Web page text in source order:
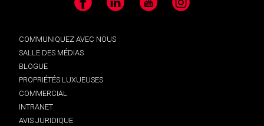
Facebook LinkedIn YouTube Instagram
COMMUNIQUEZ AVEC NOUS
SALLE DES MÉDIAS
BLOGUE
PROPRIÉTÉS LUXUEUSES
COMMERCIAL
INTRANET
AVIS JURIDIQUE